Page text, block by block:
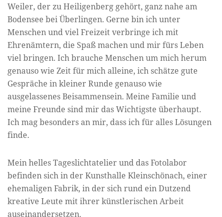
Weiler, der zu Heiligenberg gehört, ganz nahe am
Bodensee bei Überlingen. Gerne bin ich unter
Menschen und viel Freizeit verbringe ich mit
Ehrenämtern, die Spaß machen und mir fürs Leben
viel bringen. Ich brauche Menschen um mich herum
genauso wie Zeit für mich alleine, ich schätze gute
Gespräche in kleiner Runde genauso wie
ausgelassenes Beisammensein. Meine Familie und
meine Freunde sind mir das Wichtigste überhaupt.
Ich mag besonders an mir, dass ich für alles Lösungen
finde.
Mein helles Tageslichtatelier und das Fotolabor
befinden sich in der Kunsthalle Kleinschönach, einer
ehemaligen Fabrik, in der sich rund ein Dutzend
kreative Leute mit ihrer künstlerischen Arbeit
auseinandersetzen.